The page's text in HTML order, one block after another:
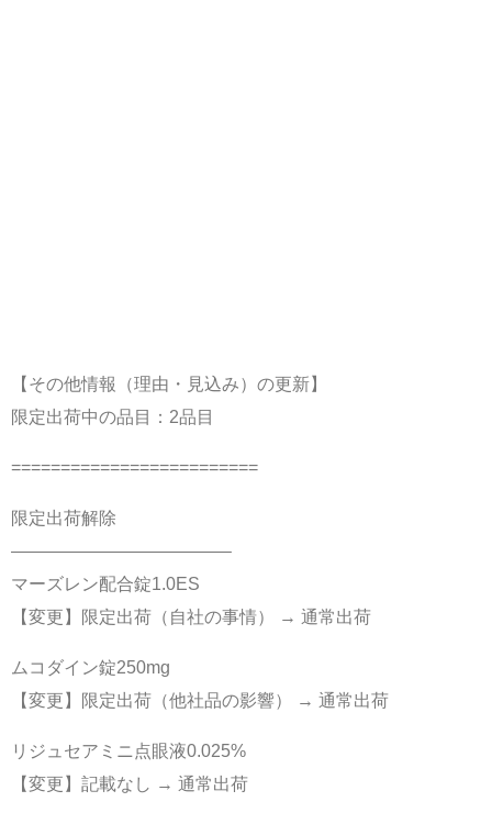
【その他情報（理由・見込み）の更新】
限定出荷中の品目：2品目
=========================
限定出荷解除
————————————–
マーズレン配合錠1.0ES
【変更】限定出荷（自社の事情） → 通常出荷
ムコダイン錠250mg
【変更】限定出荷（他社品の影響） → 通常出荷
リジュセアミニ点眼液0.025%
【変更】記載なし → 通常出荷